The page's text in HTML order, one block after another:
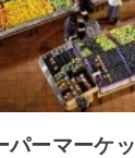
パーマーケ